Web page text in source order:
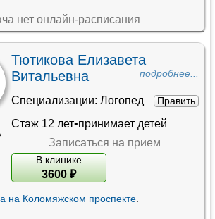
нет онлайн-расписания
Тютикова Елизавета
Витальевна
подробнее...
Специализации: Логопед Править
Стаж 12 лет•принимает детей
Записаться на прием
В клинике
3600 ₽
на Коломяжском проспекте.